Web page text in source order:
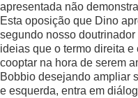
apresentada não
Esta oposição que Dino
segundo nosso
ideias que o termo direita
cooptar na hora de serem
Bobbio desejando ampliar
e esquerda, entra em